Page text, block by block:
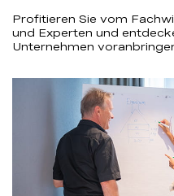
Profitieren Sie vom
und Experten und
Unternehmen